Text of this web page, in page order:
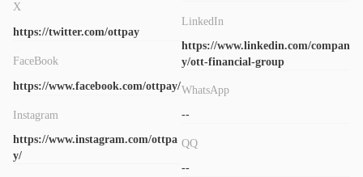
市場での取引活動を監督する国の自主規制組織です。
信頼できる当局によって規制されており、数年間運営されてお
り、多くの顧客から肯定的な評価を受けています。入手可能な情
報に基づいて、 OTT信頼できるブローカーであるようです。
ただし、どのような投資にも常にある程度のリスクが伴い
ます。トレーダーは投資前に独自の調査を行い、選択肢
市場手段
X
https://twitter.com/ottpay
FaceBook
https://www.facebook.com/ottpay/
Instagram
https://www.instagram.com/ottpa
y/
LinkedIn
https://www.linkedin.com/compan
y/ott-financial-group
WhatsApp
--
QQ
--